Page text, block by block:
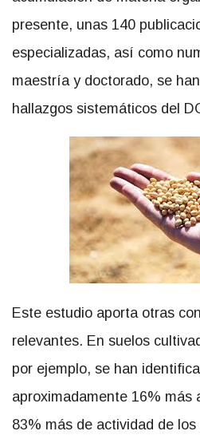
presente, unas 140
especializadas, así como
maestría y doctorado, se
hallazgos sistemáticos del
Este estudio aporta otras
relevantes. En suelos
por ejemplo, se han
aproximadamente 16% más
83% más de actividad de